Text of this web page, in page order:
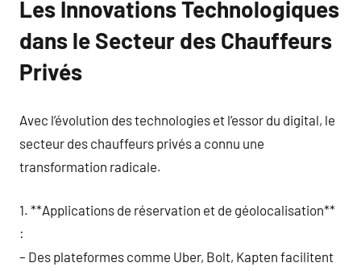
Les Innovations Technologiques
dans le Secteur des Chauffeurs
Privés
Avec l’évolution des technologies et l’essor du digital, le
secteur des chauffeurs privés a connu une
transformation radicale.
1. **Applications de réservation et de géolocalisation**
:
– Des plateformes comme Uber, Bolt, Kapten facilitent